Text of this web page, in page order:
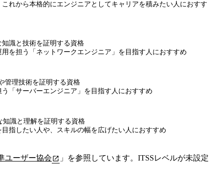
れから本格的にエンジニアとしてキャリアを積みたい人におすす
識と技術を証明する資格
を担う「ネットワークエンジニア」を目指す人におすすめ
管理技術を証明する資格
「サーバーエンジニア」を目指す人におすすめ
知識と理解を証明する資格
指したい人や、スキルの幅を広げたい人におすすめ
ユーザー協会 」を参照しています。ITSSレベルが未設定